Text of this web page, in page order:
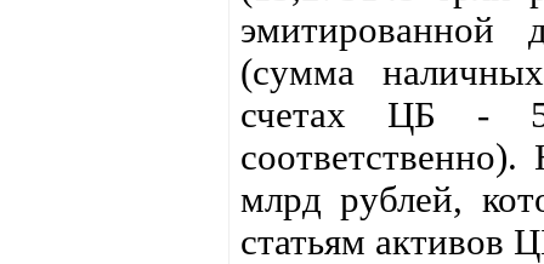
(сумма
счетах ЦБ -
млрд рублей,
статьям активов